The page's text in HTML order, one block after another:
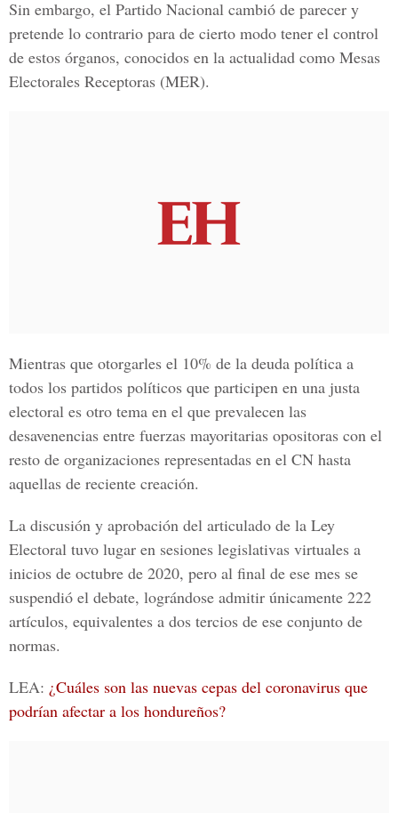
Sin embargo, el Partido Nacional cambió de parecer y
pretende lo contrario para de cierto modo tener el control
de estos órganos, conocidos en la actualidad como Mesas
Electorales Receptoras (MER).
Mientras que otorgarles el 10% de la deuda política a
todos los partidos políticos que participen en una justa
electoral es otro tema en el que prevalecen las
desavenencias entre fuerzas mayoritarias opositoras con el
resto de organizaciones representadas en el CN hasta
aquellas de reciente creación.
La discusión y aprobación del articulado de la Ley
Electoral tuvo lugar en sesiones legislativas virtuales a
inicios de octubre de 2020, pero al final de ese mes se
suspendió el debate, lográndose admitir únicamente 222
artículos, equivalentes a dos tercios de ese conjunto de
normas.
LEA: ¿Cuáles son las nuevas cepas del coronavirus que
podrían afectar a los hondureños?